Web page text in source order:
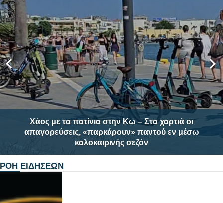
Χάος με τα πατίνια στην Κω – Στα χαρτιά οι
απαγορεύσεις, «παρκάρουν» παντού εν μέσω
καλοκαιρινής σεζόν
ΡΟΗ ΕΙΔΗΣΕΩΝ